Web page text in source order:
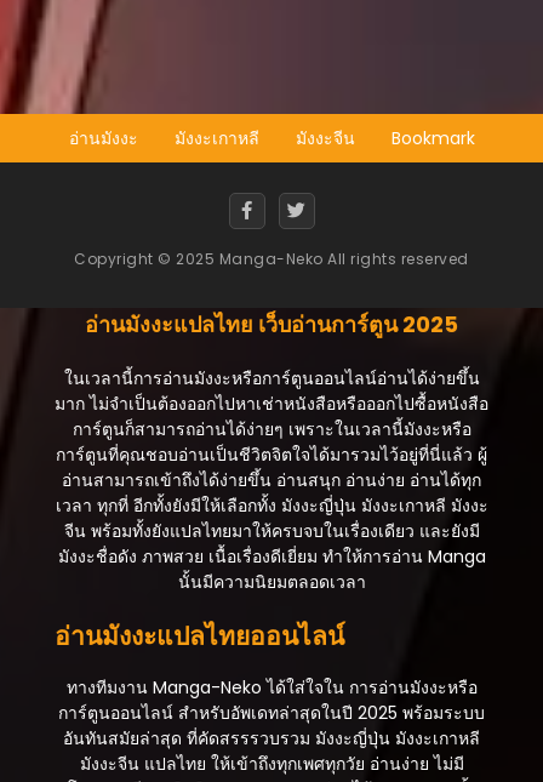
ตอนที่ 92
กรกฎาคม 31, 2025
ตอนที่ 91
กรกฎาคม 31, 2025
ตอนที่ 89
ตอนที่ 88
ตอนที่ 87
กรกฎาคม 31, 2025
ตอนที่ 86
กรกฎาคม 31, 2025
ตอนที่ 85
ตอนที่ 84
ตอนที่ 83
กรกฎาคม 31, 2025
อ่านมังงะ มังงะเกาหลี มังงะจีน Bookmark
Copyright © 2025 Manga-Neko All rights reserved
อ่านมังงะแปลไทย เว็บอ่านการ์ตูน 2025
ในเวลานี้การอ่านมังงะหรือการ์ตูนออนไลน์อ่านได้ง่ายขึ้น
มาก ไม่จำเป็นต้องออกไปหาเช่าหนังสือหรือออกไปซื้อหนังสือ
การ์ตูนก็สามารถอ่านได้ง่ายๆ เพราะในเวลานี้มังงะหรือ
การ์ตูนที่คุณชอบอ่านเป็นชีวิตจิตใจได้มารวมไว้อยู่ที่นี่แล้ว ผู้
อ่านสามารถเข้าถึงได้ง่ายขึ้น อ่านสนุก อ่านง่าย อ่านได้ทุก
เวลา ทุกที่ อีกทั้งยังมีให้เลือกทั้ง มังงะญี่ปุ่น มังงะเกาหลี มังงะ
จีน พร้อมทั้งยังแปลไทยมาให้ครบจบในเรื่องเดียว และยังมี
มังงะชื่อดัง ภาพสวย เนื้อเรื่องดีเยี่ยม ทำให้การอ่าน Manga
นั้นมีความนิยมตลอดเวลา
อ่านมังงะแปลไทยออนไลน์
ทางทีมงาน Manga-Neko ได้ใส่ใจใน การอ่านมังงะหรือ
การ์ตูนออนไลน์ สำหรับอัพเดทล่าสุดในปี 2025 พร้อมระบบ
อันทันสมัยล่าสุด ที่คัดสรรรวบรวม มังงะญี่ปุ่น มังงะเกาหลี
มังงะจีน แปลไทย ให้เข้าถึงทุกเพศทุกวัย อ่านง่าย ไม่มี